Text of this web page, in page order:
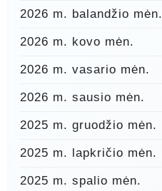
2026 m. balandžio mėn.
2026 m. kovo mėn.
2026 m. vasario mėn.
2026 m. sausio mėn.
2025 m. gruodžio mėn.
2025 m. lapkričio mėn.
2025 m. spalio mėn.